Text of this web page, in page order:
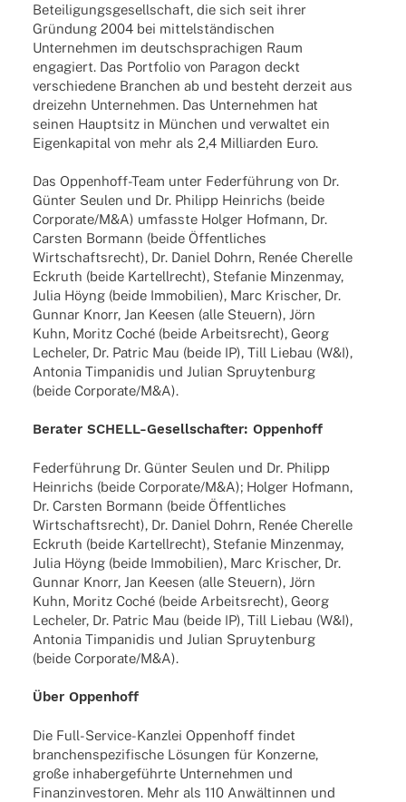
Betei­li­gungs­ge­sell­schaft, die sich seit ihrer
Grün­dung 2004 bei mittel­stän­di­schen
Unter­neh­men im deutsch­spra­chi­gen Raum
enga­giert. Das Port­fo­lio von Para­gon deckt
verschie­dene Bran­chen ab und besteht derzeit aus
drei­zehn Unter­neh­men. Das Unter­neh­men hat
seinen Haupt­sitz in München und verwal­tet ein
Eigen­ka­pi­tal von mehr als 2,4 Milli­ar­den Euro.
Das Oppen­­hoff-Team unter Feder­füh­rung von Dr.
Günter Seulen und Dr. Phil­ipp Hein­richs (beide
Corporate/M&A) umfasste Holger Hofmann, Dr.
Cars­ten Bormann (beide Öffent­li­ches
Wirt­schafts­recht), Dr. Daniel Dohrn, Renée Cherelle
Eckruth (beide Kartell­recht), Stefa­nie Minzen­may,
Julia Höyng (beide Immo­bi­lien), Marc Krischer, Dr.
Gunnar Knorr, Jan Keesen (alle Steu­ern), Jörn
Kuhn, Moritz Coché (beide Arbeits­recht), Georg
Leche­ler, Dr. Patric Mau (beide IP), Till Liebau (W&I),
Anto­nia Timpa­ni­dis und Julian Spruy­ten­burg
(beide Corporate/M&A).
Bera­ter SCHELL-Gesel­l­­schaf­­ter: Oppenhoff
Feder­füh­rung Dr. Günter Seulen und Dr. Phil­ipp
Hein­richs (beide Corporate/M&A); Holger Hofmann,
Dr. Cars­ten Bormann (beide Öffent­li­ches
Wirt­schafts­recht), Dr. Daniel Dohrn, Renée Cherelle
Eckruth (beide Kartell­recht), Stefa­nie Minzen­may,
Julia Höyng (beide Immo­bi­lien), Marc Krischer, Dr.
Gunnar Knorr, Jan Keesen (alle Steu­ern), Jörn
Kuhn, Moritz Coché (beide Arbeits­recht), Georg
Leche­ler, Dr. Patric Mau (beide IP), Till Liebau (W&I),
Anto­nia Timpa­ni­dis und Julian Spruy­ten­burg
(beide Corporate/M&A).
Über Oppen­hoff
Die Full-Service-Kanz­­lei Oppen­hoff findet
bran­chen­spe­zi­fi­sche Lösun­gen für Konzerne,
große inha­ber­ge­führte Unter­neh­men und
Finanz­in­ves­to­ren. Mehr als 110 Anwäl­tin­nen und